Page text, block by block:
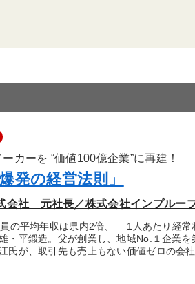
カーを “価値100億企業”に再建！
発の経営法則」
会社 元社長／株式会社インプルー
の平均年収は県内2倍、 1人あたり経
・平鍛造。父が創業し、地域No.１企業
氏が、取引先も売上もない価値ゼロの会